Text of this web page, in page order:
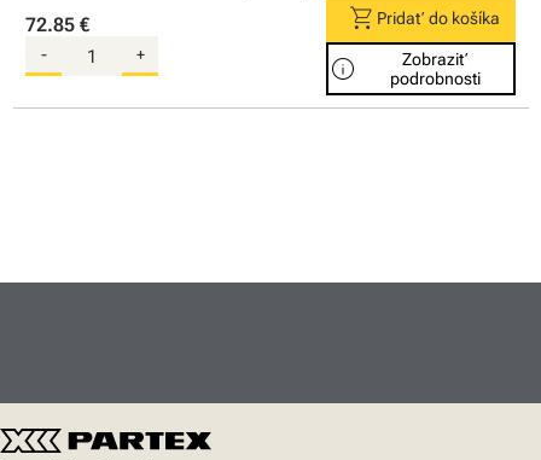
72.85 €
- +
shopping_cart Pridať do košíka
info
Zobraziť
podrobnosti